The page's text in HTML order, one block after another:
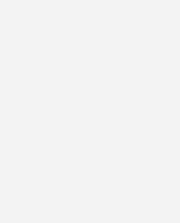
in Nürnberg ihr Comeback, die erste Vor-Ort-
Alle Beteiligten fiebern bereits jetzt dem
Das Commitment der Community zu
ist ungebremst, der Bedarf, endlich wieder
zu knüpfen und Trends, Lösungen und Wissen
denn je. Intensiv vorbereitet werden derzeit